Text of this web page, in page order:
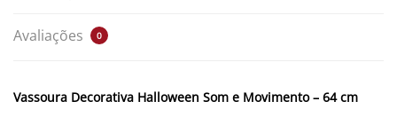
Avaliações 0
Vassoura Decorativa Halloween Som e Movimento – 64 cm